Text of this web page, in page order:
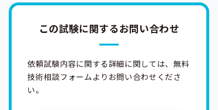
この試験に関するお問い合わせ
依頼試験内容に関する詳細に関しては、無料
技術相談フォームよりお問い合わせくださ
い。